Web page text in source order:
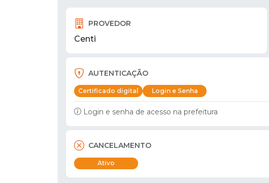
PROVEDOR
Centi
AUTENTICAÇÃO
Certificado digital Login e Senha
Login e senha de acesso na prefeitura
CANCELAMENTO
Ativo